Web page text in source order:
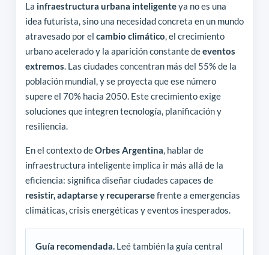
La infraestructura urbana inteligenteya no es una
idea futurista, sino una necesidad concreta en un mundo
atravesado por el cambio climático, el crecimiento
urbano acelerado y la aparición constante deeventos
extremos. Las ciudades concentran más del 55% de la
población mundial, y se proyecta que ese número
supere el 70% hacia 2050. Este crecimiento exige
soluciones que integren tecnología, planificación y
resiliencia.
En el contexto deOrbes Argentina, hablar de
infraestructura inteligente implica ir más allá de la
eficiencia: significa diseñar ciudades capaces de
resistir, adaptarse y recuperarsefrente a emergencias
climáticas, crisis energéticas y eventos inesperados.
Guía recomendada.Leé también la guía central